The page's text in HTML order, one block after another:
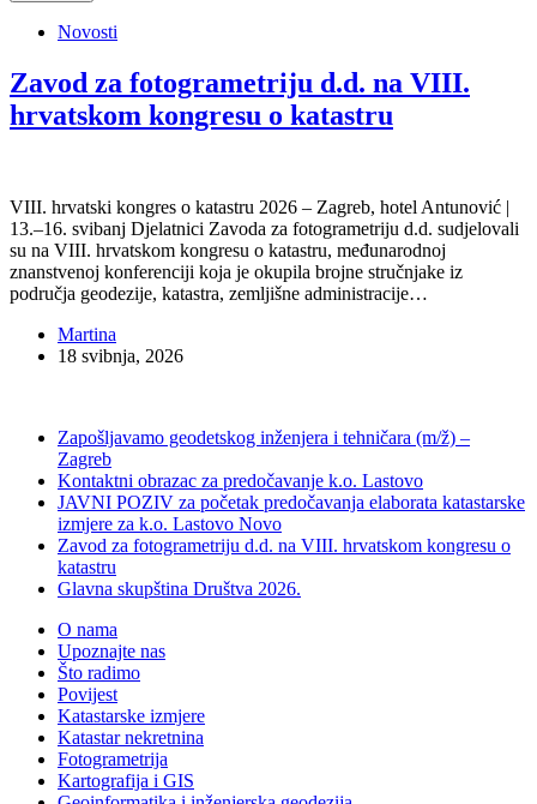
Novosti
Zavod za fotogrametriju d.d. na VIII.
hrvatskom kongresu o katastru
VIII. hrvatski kongres o katastru 2026 – Zagreb, hotel Antunović |
13.–16. svibanj Djelatnici Zavoda za fotogrametriju d.d. sudjelovali
su na VIII. hrvatskom kongresu o katastru, međunarodnoj
znanstvenoj konferenciji koja je okupila brojne stručnjake iz
područja geodezije, katastra, zemljišne administracije…
Martina
18 svibnja, 2026
Zapošljavamo geodetskog inženjera i tehničara (m/ž) –
Zagreb
Kontaktni obrazac za predočavanje k.o. Lastovo
JAVNI POZIV za početak predočavanja elaborata katastarske
izmjere za k.o. Lastovo Novo
Zavod za fotogrametriju d.d. na VIII. hrvatskom kongresu o
katastru
Glavna skupština Društva 2026.
O nama
Upoznajte nas
Što radimo
Povijest
Katastarske izmjere
Katastar nekretnina
Fotogrametrija
Kartografija i GIS